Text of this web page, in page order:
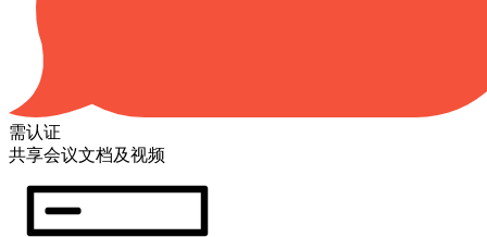
需认证
共享会议文档及视频